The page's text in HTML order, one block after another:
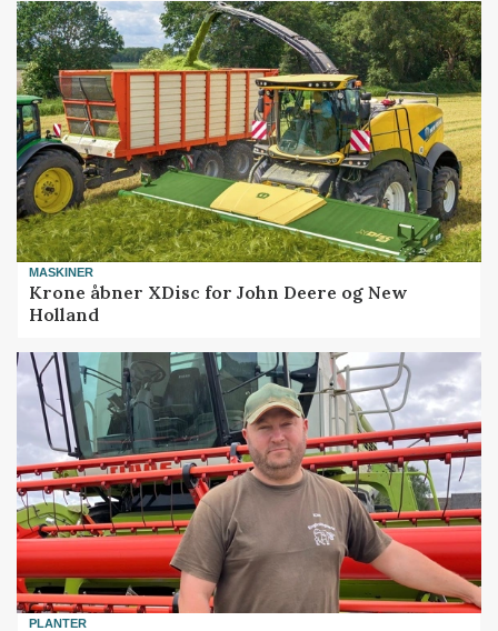
MASKINER
Krone åbner XDisc for John Deere og New
Holland
PLANTER